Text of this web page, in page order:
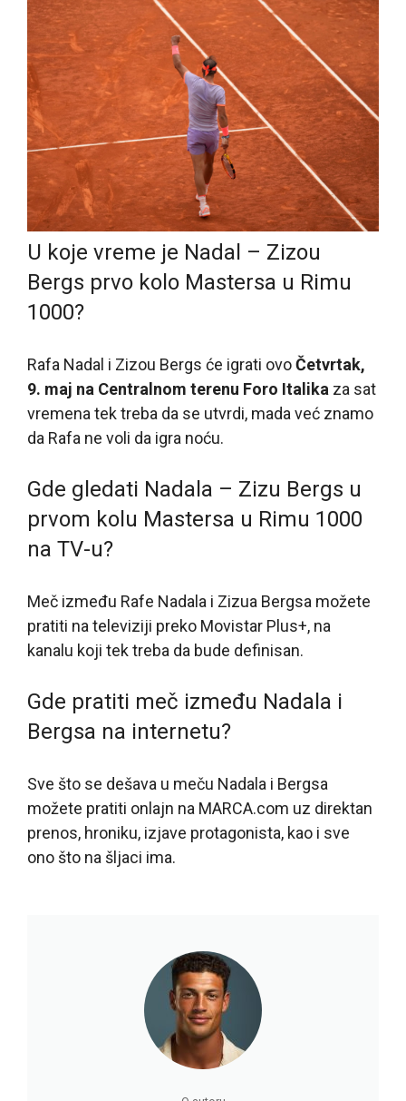
U koje vreme je Nadal – Zizou
Bergs prvo kolo Mastersa u Rimu
1000?
Rafa Nadal i Zizou Bergs će igrati ovoČetvrtak,
9. maj na Centralnom terenu Foro Italika za sat
vremena tek treba da se utvrdi, mada već znamo
da Rafa ne voli da igra noću.
Gde gledati Nadala – Zizu Bergs u
prvom kolu Mastersa u Rimu 1000
na TV-u?
Meč između Rafe Nadala i Zizua Bergsa možete
pratiti na televiziji preko Movistar Plus+, na
kanalu koji tek treba da bude definisan.
Gde pratiti meč između Nadala i
Bergsa na internetu?
Sve što se dešava u meču Nadala i Bergsa
možete pratiti onlajn na MARCA.com uz direktan
prenos, hroniku, izjave protagonista, kao i sve
ono što na šljaci ima.